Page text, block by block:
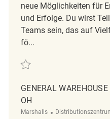
neue Möglichkeiten für
und Erfolge. Du wirst
Teams sein, das auf
fö...
Retten Maintenance
GENERAL
OH
Marshalls Kategorie